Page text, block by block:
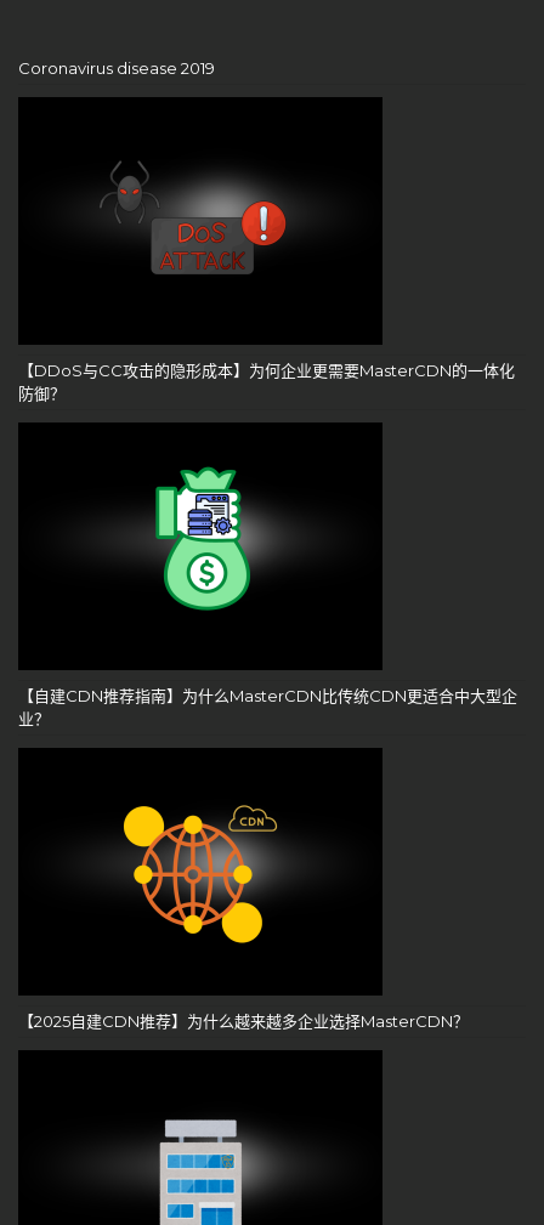
Coronavirus disease 2019
【DDoS与CC攻击的隐形成本】为何企业更需要MasterCDN的一体化
防御？
【自建CDN推荐指南】为什么MasterCDN比传统CDN更适合中大型企
业？
【2025自建CDN推荐】为什么越来越多企业选择MasterCDN？